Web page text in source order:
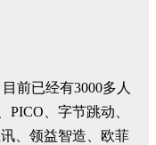
目前已经有3000多人
PICO、字节跳动、
、领益智造、欧菲